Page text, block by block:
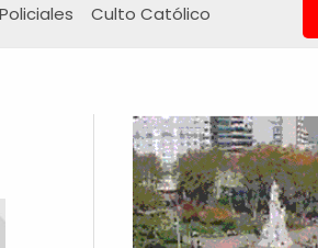
Policiales Culto Católico